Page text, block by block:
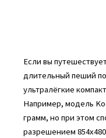
Если вы
длительный пеший
ультралёгкие
Например, модель
грамм, но при этом
разрешением